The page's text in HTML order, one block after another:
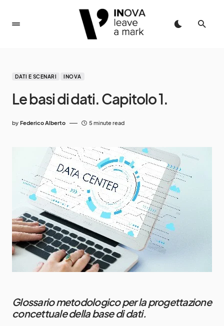
DATI E SCENARI INOVA
Le basi di dati. Capitolo 1.
by Federico Alberto 5 minute read
Glossario metodologico per la progettazione
concettuale della base di dati.